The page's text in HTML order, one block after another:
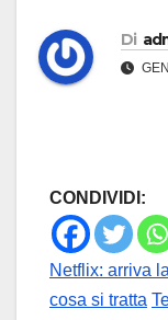
Di
CONDIVIDI:
Netflix: arriva
cosa si tratta